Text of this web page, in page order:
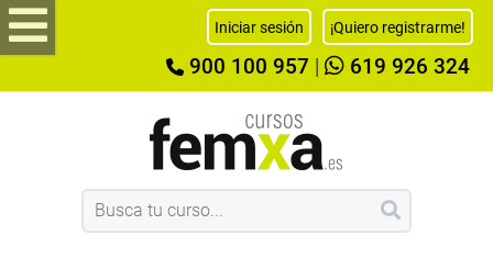
Iniciar sesión ¡Quiero registrarme!
900 100 957 619 926 324